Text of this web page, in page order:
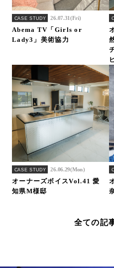
CASE STUDY 26.07.31(Fri)
Abema TV「Girls or
Lady3」美術協力
CASE STUDY 26.06.29(Mon)
オーナーズボイスVol.41 愛
知県M様邸
全ての記